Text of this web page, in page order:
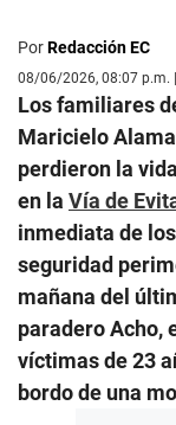
PorRedacción EC
08/06/2026, 08:07 p.m.
Los familiares
Maricielo
perdieron la
en la Vía de
inmediata de
seguridad
mañana del
paradero Acho,
víctimas de 23
bordo de una